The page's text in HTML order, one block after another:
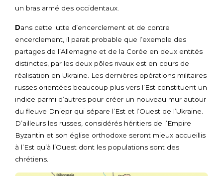
un bras armé des occidentaux.
Dans cette lutte d’encerclement et de contre
encerclement, il parait probable que l’exemple des
partages de l’Allemagne et de la Corée en deux entités
distinctes, par les deux pôles rivaux est en cours de
réalisation en Ukraine. Les dernières opérations militaires
russes orientées beaucoup plus vers l’Est constituent un
indice parmi d’autres pour créer un nouveau mur autour
du fleuve Dniepr qui sépare l’Est et l’Ouest de l’Ukraine.
D’ailleurs les russes, considérés héritiers de l’Empire
Byzantin et son église orthodoxe seront mieux accueillis
à l’Est qu’à l’Ouest dont les populations sont des
chrétiens.